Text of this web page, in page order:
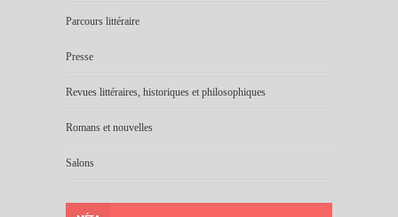
Parcours littéraire
Presse
Revues littéraires, historiques et philosophiques
Romans et nouvelles
Salons